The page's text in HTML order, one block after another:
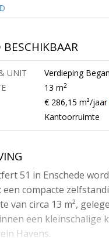
UNIT
Verdieping
13 m2
€ 286,15 m²/jaar
Kantoorruimte
51 in Enschede
een compacte
van circa 13 m²,
een kleinschalige
Havens.